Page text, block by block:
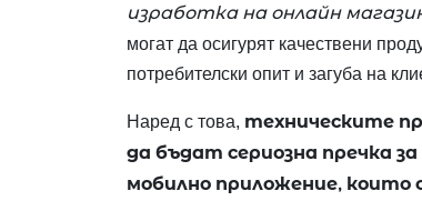
изработка на онлайн
могат да осигурят качествени
потребителски опит и загуба на
Наред с това, техническите
да бъдат сериозна пречка
мобилно приложение, които